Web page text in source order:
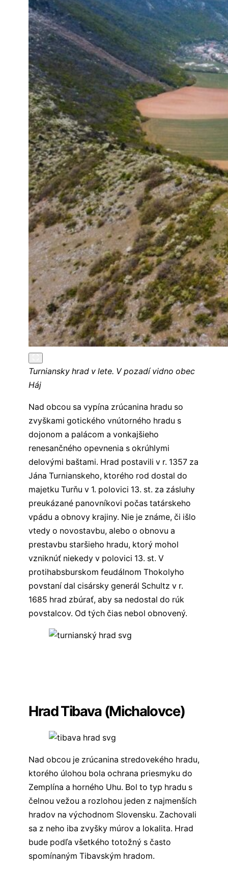
Turniansky hrad v lete. V pozadí vidno obec
Háj
Nad obcou sa vypína zrúcanina hradu so
zvyškami gotického vnútorného hradu s
dojonom a palácom a vonkajšieho
renesančného opevnenia s okrúhlymi
delovými baštami. Hrad postavili v r. 1357 za
Jána Turnianskeho, ktorého rod dostal do
majetku Turňu v 1. polovici 13. st. za zásluhy
preukázané panovníkovi počas tatárskeho
vpádu a obnovy krajiny. Nie je známe, či išlo
vtedy o novostavbu, alebo o obnovu a
prestavbu staršieho hradu, ktorý mohol
vzniknúť niekedy v polovici 13. st. V
protihabsburskom feudálnom Thokolyho
povstaní dal cisársky generál Schultz v r.
1685 hrad zbúrať, aby sa nedostal do rúk
povstalcov. Od tých čias nebol obnovený.
Hrad Tibava (Michalovce)
Nad obcou je zrúcanina stredovekého hradu,
ktorého úlohou bola ochrana priesmyku do
Zemplína a horného Uhu. Bol to typ hradu s
čelnou vežou a rozlohou jeden z najmenších
hradov na východnom Slovensku. Zachovali
sa z neho iba zvyšky múrov a lokalita. Hrad
bude podľa všetkého totožný s často
spomínaným Tibavským hradom.